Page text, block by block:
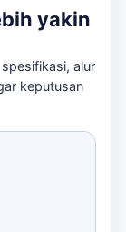
yang
harga dan
opsi yang
custom
yakin
alur
keputusan